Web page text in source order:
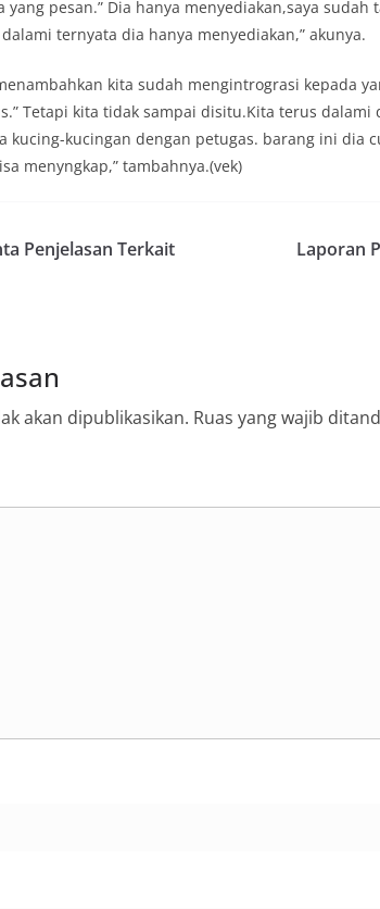
yang pesan.” Dia hanya menyediakan,saya
ternyata dia hanya menyediakan,” akunya.
kita sudah mengintrograsi kepada
Tetapi kita tidak sampai disitu.Kita terus dalami
kucing-kucingan dengan petugas. barang ini dia
menyngkap,” tambahnya.(vek)
Penjelasan Terkait
Laporan
akan dipublikasikan. Ruas yang wajib